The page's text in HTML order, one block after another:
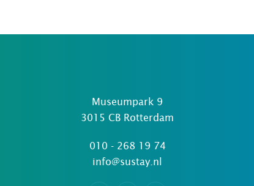
Museumpark 9
3015 CB Rotterdam
010 - 268 19 74
info@sustay.nl